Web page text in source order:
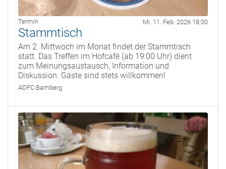
Termin Mi. 11. Feb. 2026 18:00
Stammtisch
Am 2. Mittwoch im Monat findet der Stammtisch
statt. Das Treffen im Hofcafé (ab 19:00 Uhr) dient
zum Meinungsaustausch, Information und
Diskussion. Gäste sind stets willkommen!
ADFC Bamberg